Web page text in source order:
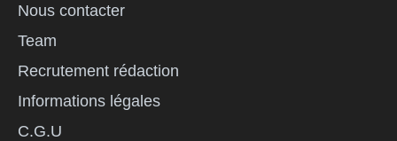
Nous contacter
Team
Recrutement rédaction
Informations légales
C.G.U